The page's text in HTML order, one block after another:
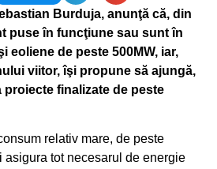
Burduja, anunţă că, din
puse în funcţiune sau sunt în
eoliene de peste 500MW, iar,
viitor, îşi propune să ajungă,
proiecte finalizate de peste
relativ mare, de peste
asigura tot necesarul de energie